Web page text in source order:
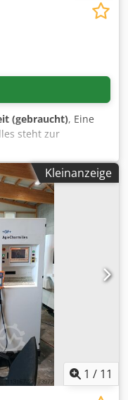
(gebraucht), Eine
steht zur
220mm/220mm,
Konikwinkel: +/-30°,
Werkstückgewicht:
450mm.
2050mm/2000mm,
97916h.
vor Ort ist
Kleinanzeige
1 / 11